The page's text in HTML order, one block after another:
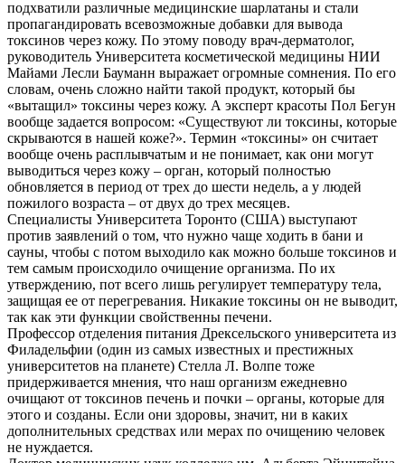
подхватили различные медицинские шарлатаны и стали
пропагандировать всевозможные добавки для вывода
токсинов через кожу. По этому поводу врач-дерматолог,
руководитель Университета косметической медицины НИИ
Майами Лесли Бауманн выражает огромные сомнения. По его
словам, очень сложно найти такой продукт, который бы
«вытащил» токсины через кожу. А эксперт красоты Пол Бегун
вообще задается вопросом: «Существуют ли токсины, которые
скрываются в нашей коже?». Термин «токсины» он считает
вообще очень расплывчатым и не понимает, как они могут
выводиться через кожу – орган, который полностью
обновляется в период от трех до шести недель, а у людей
пожилого возраста – от двух до трех месяцев.
Специалисты Университета Торонто (США) выступают
против заявлений о том, что нужно чаще ходить в бани и
сауны, чтобы с потом выходило как можно больше токсинов и
тем самым происходило очищение организма. По их
утверждению, пот всего лишь регулирует температуру тела,
защищая ее от перегревания. Никакие токсины он не выводит,
так как эти функции свойственны печени.
Профессор отделения питания Дрексельского университета из
Филадельфии (один из самых известных и престижных
университетов на планете) Стелла Л. Волпе тоже
придерживается мнения, что наш организм ежедневно
очищают от токсинов печень и почки – органы, которые для
этого и созданы. Если они здоровы, значит, ни в каких
дополнительных средствах или мерах по очищению человек
не нуждается.